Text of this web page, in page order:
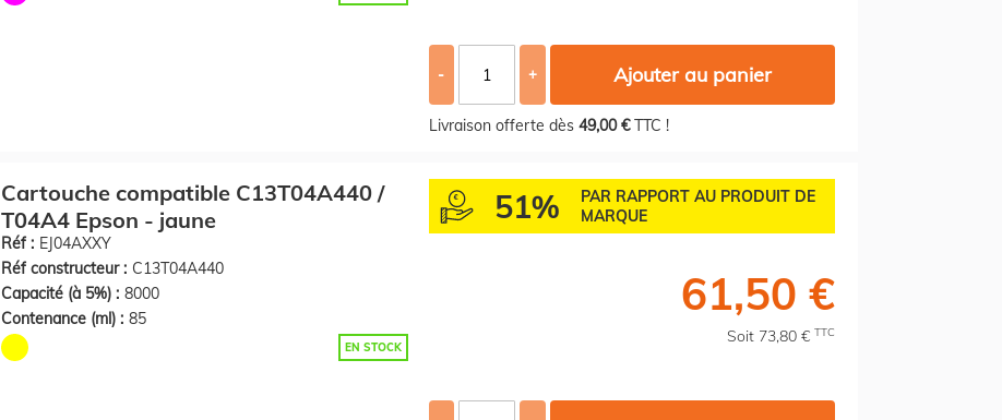
- + Ajouter au panier
Livraison offerte dès 49,00 €TTC !
Cartouche compatible C13T04A440 /
T04A4 Epson - jaune
Réf : EJ04AXXY
Réf constructeur : C13T04A440
Capacité (à 5%) : 8000
Contenance (ml) : 85
EN STOCK
51%
PAR RAPPORT AU PRODUIT DE
MARQUE
61,50 €
Soit 73,80 € TTC